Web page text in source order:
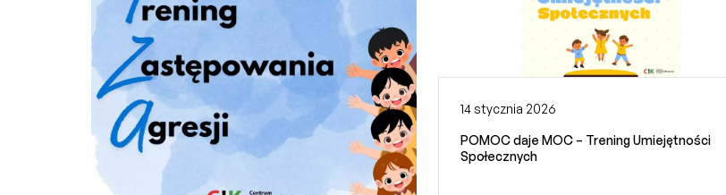
14 stycznia 2026
POMOC daje MOC – Trening Umiejętności
Społecznych